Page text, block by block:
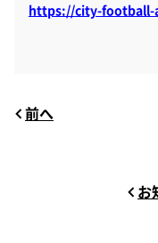
https://city-football-
前へ
お